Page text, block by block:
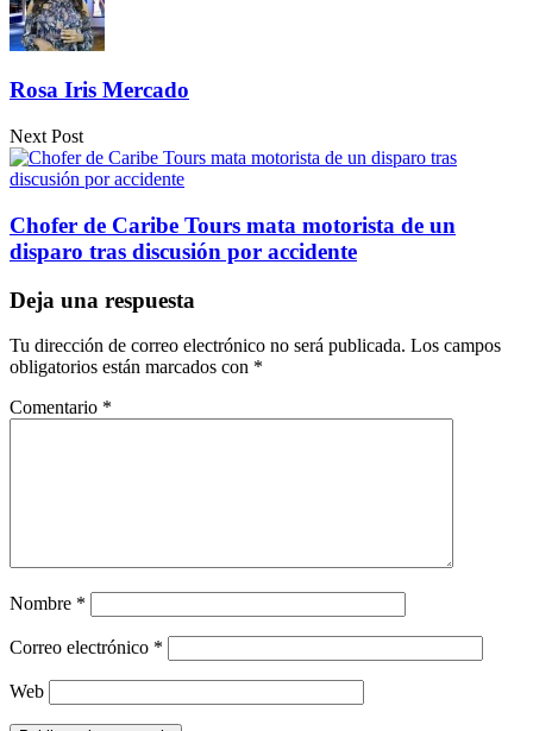
Rosa Iris Mercado
Next Post
Chofer de Caribe Tours mata motorista de un
disparo tras discusión por accidente
Deja una respuesta
Tu dirección de correo electrónico no será publicada. Los campos
obligatorios están marcados con *
Comentario *
Nombre *
Correo electrónico *
Web